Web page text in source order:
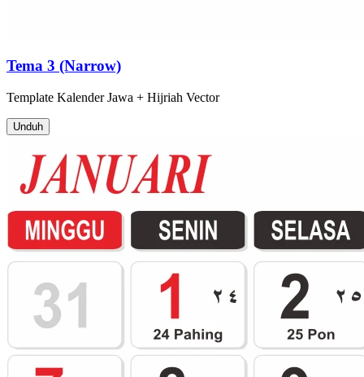
Tema 3 (Narrow)
Template Kalender Jawa + Hijriah Vector
Unduh